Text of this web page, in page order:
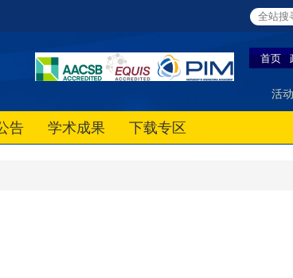
首页
活
告 学术成果 下载专区